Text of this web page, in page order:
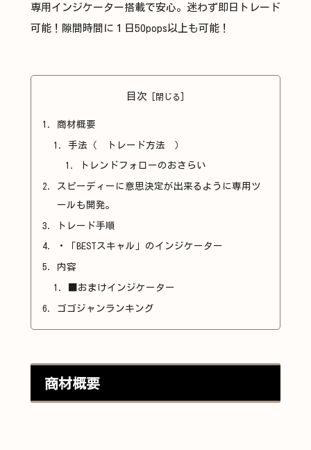
専用インジケーター搭載で安心。迷わず即日トレード
可能！隙間時間に１日50pops以上も可能！
目次
商材概要
手法（ トレード方法 ）
トレンドフォローのおさらい
スピーディーに意思決定が出来るように専用ツ
ールも開発。
トレード手順
・「BESTスキャル」のインジケーター
内容
■おまけインジケーター
ゴゴジャンランキング
商材概要